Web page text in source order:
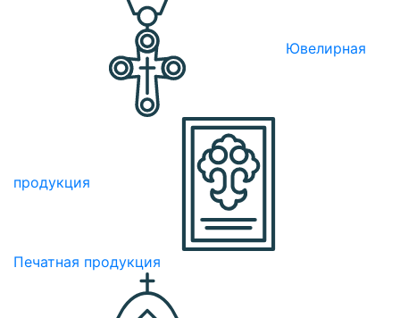
Ювелирная
продукция
Печатная продукция